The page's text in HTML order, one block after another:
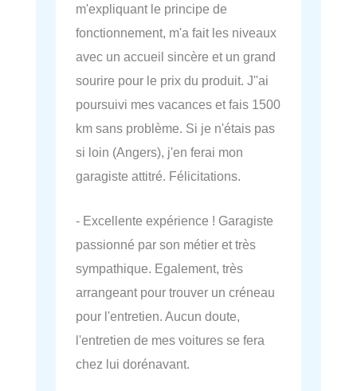
m'expliquant le principe de
fonctionnement, m'a fait les niveaux
avec un accueil sincère et un grand
sourire pour le prix du produit. J''ai
poursuivi mes vacances et fais 1500
km sans problème. Si je n'étais pas
si loin (Angers), j'en ferai mon
garagiste attitré. Félicitations.
- Excellente expérience ! Garagiste
passionné par son métier et très
sympathique. Egalement, très
arrangeant pour trouver un créneau
pour l'entretien. Aucun doute,
l'entretien de mes voitures se fera
chez lui dorénavant.